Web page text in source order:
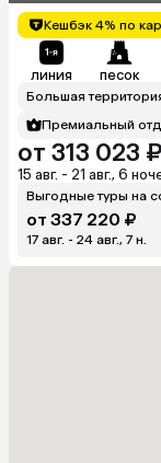
Кешбэк 4% по
линия песок
Большая
Премиальный
от 313 023 ₽
15 авг. - 21 авг., 6
Выгодные туры на
от 337 220 ₽
17 авг. - 24 авг., 7 н.